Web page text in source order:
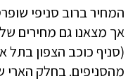
מהסניפים. בחלק הארי